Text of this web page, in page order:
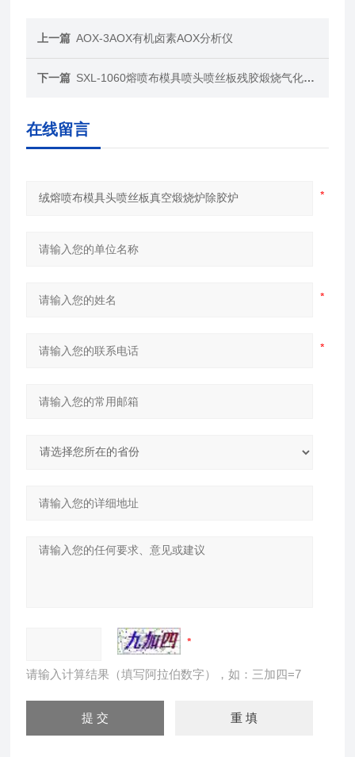
上一篇 AOX-3AOX有机卤素AOX分析仪
下一篇 SXL-1060熔喷布模具喷头喷丝板残胶煅烧气化灰分炉
在线留言
请输入计算结果（填写阿拉伯数字），如：三加四=7